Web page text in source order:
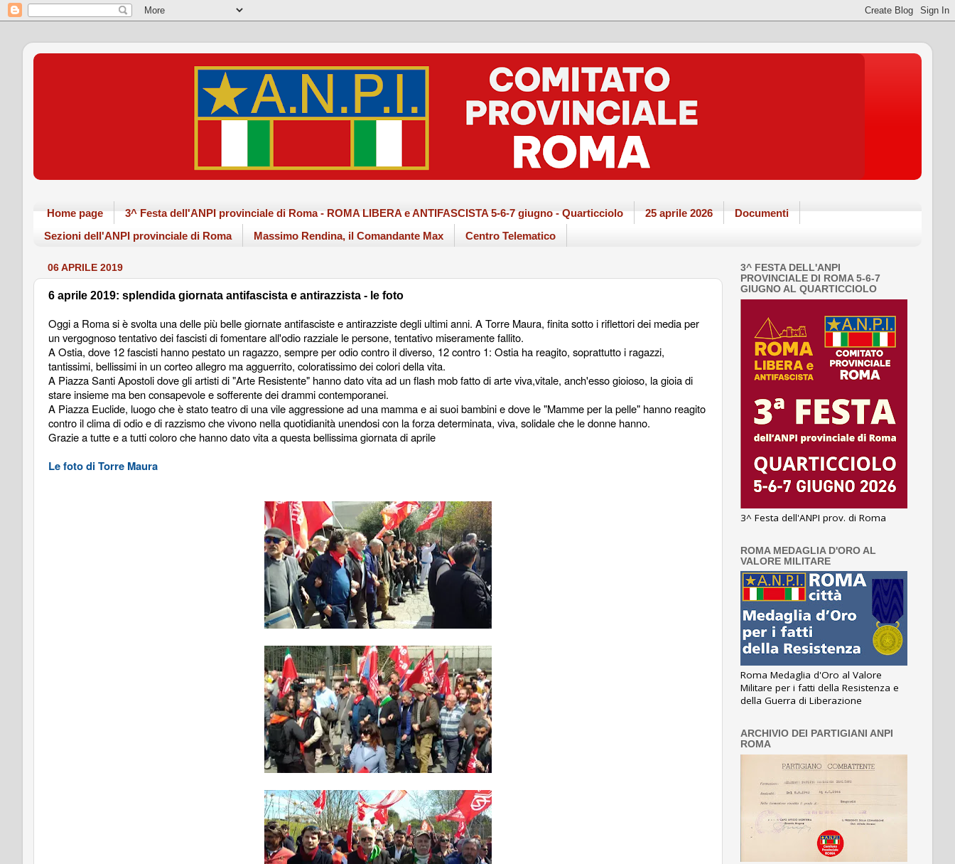
Home page 3^ Festa dell'ANPI provinciale di Roma - ROMA LIBERA e ANTIFASCISTA 5-6-7 giugno - Quarticciolo 25 aprile 2026
Documenti
Sezioni dell'ANPI provinciale di Roma
Massimo Rendina, il Comandante Max Centro Telematico
06 APRILE 2019
6 aprile 2019: splendida giornata antifascista e antirazzista - le foto
Oggi a Roma si è svolta una delle più belle giornate antifasciste e antirazziste degli ultimi anni. A Torre Maura, finita sotto i riflettori dei media per
un vergognoso tentativo dei fascisti di fomentare all'odio razziale le persone, tentativo miseramente fallito.
A Ostia, dove 12 fascisti hanno pestato un ragazzo, sempre per odio contro il diverso, 12 contro 1: Ostia ha reagito, soprattutto i ragazzi,
tantissimi, bellissimi in un corteo allegro ma agguerrito, coloratissimo dei colori della vita.
A Piazza Santi Apostoli dove gli artisti di "Arte Resistente" hanno dato vita ad un flash mob fatto di arte viva,vitale, anch'esso gioioso, la gioia di
stare insieme ma ben consapevole e sofferente dei drammi contemporanei.
A Piazza Euclide, luogo che è stato teatro di una vile aggressione ad una mamma e ai suoi bambini e dove le "Mamme per la pelle" hanno reagito
contro il clima di odio e di razzismo che vivono nella quotidianità unendosi con la forza determinata, viva, solidale che le donne hanno.
Grazie a tutte e a tutti coloro che hanno dato vita a questa bellissima giornata di aprile
Le foto di Torre Maura
3^ FESTA DELL'ANPI
PROVINCIALE DI ROMA 5-6-7
GIUGNO AL QUARTICCIOLO
3^ Festa dell'ANPI prov. di Roma
ROMA MEDAGLIA D'ORO AL
VALORE MILITARE
Roma Medaglia d'Oro al Valore
Militare per i fatti della Resistenza e
della Guerra di Liberazione
ARCHIVIO DEI PARTIGIANI ANPI
ROMA